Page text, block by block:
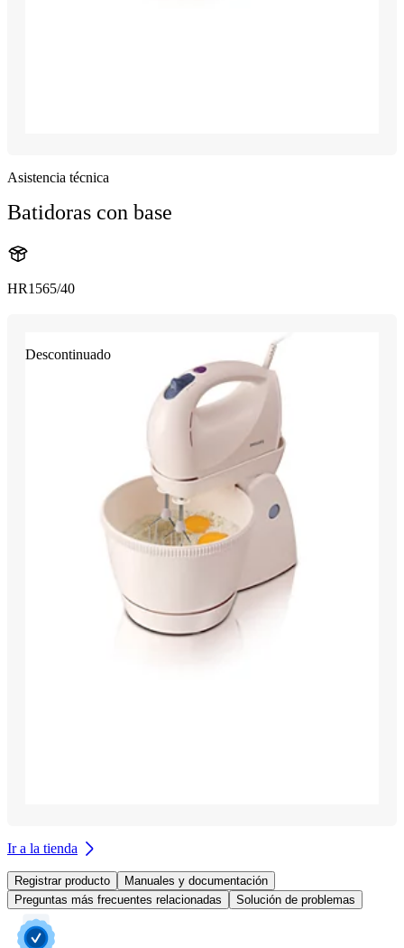
Asistencia técnica
Batidoras con base
HR1565/40
Descontinuado
Ir a la tienda
Registrar producto
Manuales y documentación
Preguntas más frecuentes relacionadas
Solución de problemas